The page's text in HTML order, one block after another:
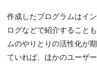
作成したプログラムはイ
ログなどで紹介すること
ムのやりとりの活性化が
ていれば、ほかのユーザ